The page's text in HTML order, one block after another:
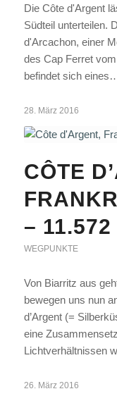
Die Côte d'Argent
Südteil unterteilen.
d'Arcachon, einer
des Cap Ferret
befindet sich
28. März 2016
CÔTE
– 11.572
WEGPUNKTE
Von Biarritz aus
bewegen uns nun
d’Argent (=
eine
Lichtverhältnissen
26. März 2016